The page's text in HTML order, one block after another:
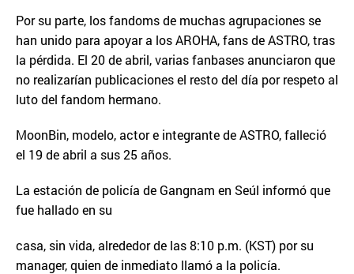
Por su parte, los fandoms de muchas agrupaciones se
han unido para apoyar a los AROHA, fans de ASTRO, tras
la pérdida. El 20 de abril, varias fanbases anunciaron que
no realizarían publicaciones el resto del día por respeto al
luto del fandom hermano.
MoonBin, modelo, actor e integrante de ASTRO, falleció
el 19 de abril a sus 25 años.
La estación de policía de Gangnam en Seúl informó que
fue hallado en su
casa, sin vida, alrededor de las 8:10 p.m. (KST) por su
manager, quien de inmediato llamó a la policía.